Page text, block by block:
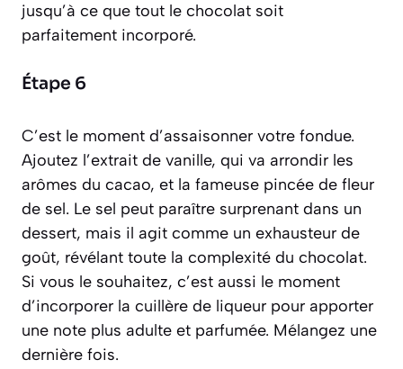
jusqu’à ce que tout le chocolat soit
parfaitement incorporé.
Étape 6
C’est le moment d’assaisonner votre fondue.
Ajoutez l’extrait de vanille, qui va arrondir les
arômes du cacao, et la fameuse pincée de fleur
de sel. Le sel peut paraître surprenant dans un
dessert, mais il agit comme un exhausteur de
goût, révélant toute la complexité du chocolat.
Si vous le souhaitez, c’est aussi le moment
d’incorporer la cuillère de liqueur pour apporter
une note plus adulte et parfumée. Mélangez une
dernière fois.